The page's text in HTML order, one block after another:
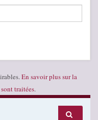
En savoir plus sur la
traitées.